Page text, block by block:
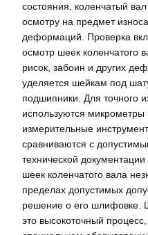
состояния, коленчатый
осмотру на предмет
деформаций. Проверка
осмотр шеек коленчатого
рисок, забоин и других
уделяется шейкам под
подшипники. Для точного
используются
измерительные
сравниваются с
технической
шеек коленчатого вала
пределах допустимых
решение о его шлифовке.
это высокоточный